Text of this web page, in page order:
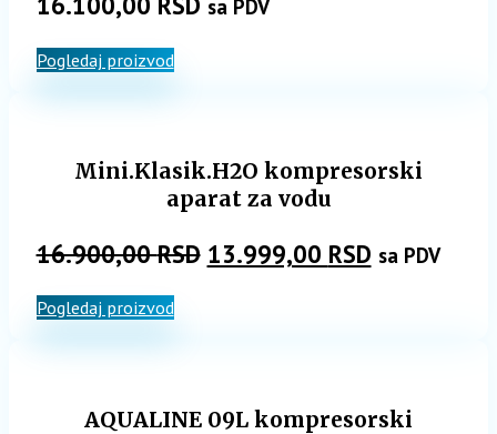
sa PDV
Pogledaj proizvod
Mini.Klasik.H2O kompresorski
aparat za vodu
16.900,00RSD Originalna
13.999,00 RSDTrenutna
sa PDV
Pogledaj proizvod
AQUALINE 09L kompresorski